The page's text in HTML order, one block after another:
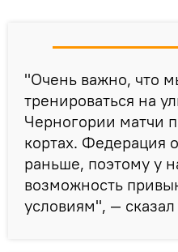
"Очень важно, что
тренироваться на
Черногории матчи
кортах. Федерация
раньше, поэтому у
возможность
условиям", —